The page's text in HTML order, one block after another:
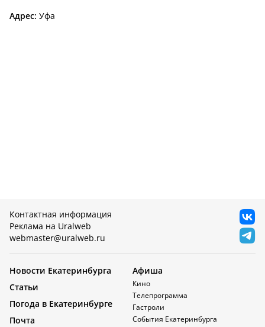
Адрес: Уфа
Контактная информация
Реклама на Uralweb
webmaster@uralweb.ru
Новости Екатеринбурга
Статьи
Погода в Екатеринбурге
Почта
Афиша
Кино
Телепрограмма
Гастроли
События Екатеринбурга